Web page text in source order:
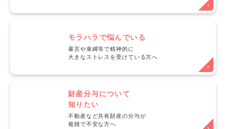
モラハラで悩んでいる
暴言や束縛等で精神的に
大きなストレスを受けている方へ
財産分与について
知りたい
不動産など共有財産の分与が
複雑で不安な方へ